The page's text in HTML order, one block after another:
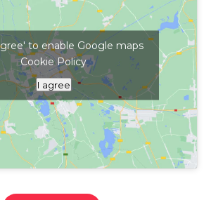
a térkép megjelenítéséhez
to enable Google maps
Cookie Policy
I agree